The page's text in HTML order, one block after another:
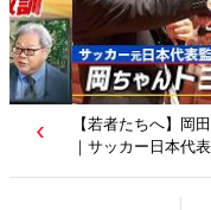
【トヨタディレク
映像作品に？従業